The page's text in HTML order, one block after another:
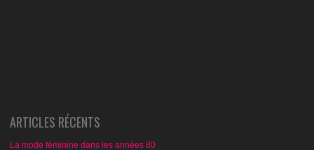
ARTICLES RÉCENTS
La mode féminine dans les années 80